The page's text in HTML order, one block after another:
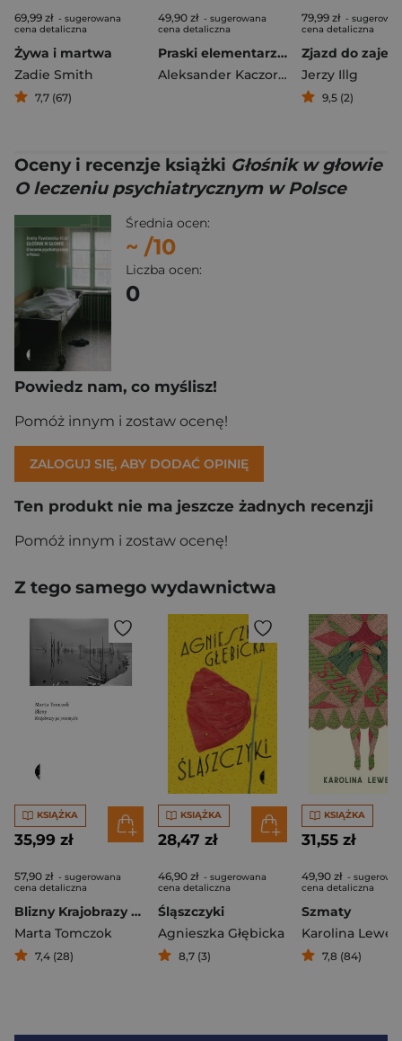
69,99 zł - sugerowana
cena detaliczna
Żywa i martwa
Zadie Smith
7,7 (67)
49,90 zł - sugerowana
cena detaliczna
Praski elementarz wyd. 4
Aleksander Kaczorowski
79,99 zł -
cena detaliczna
Zjazd do
Jerzy Illg
9,5 (2)
Oceny i recenzje książki Głośnik w głowie
O leczeniu psychiatrycznym w Polsce
Średnia ocen:
~ /10
Liczba ocen:
0
Powiedz nam, co myślisz!
Pomóż innym i zostaw ocenę!
ZALOGUJ SIĘ, ABY DODAĆ OPINIĘ
Ten produkt nie ma jeszcze żadnych recenzji
Pomóż innym i zostaw ocenę!
Z tego samego wydawnictwa
KSIĄŻKA
35,99 zł
57,90 zł - sugerowana
cena detaliczna
Blizny Krajobrazy po przemyśle
Marta Tomczok
7,4 (28)
KSIĄŻKA
28,47 zł
46,90 zł - sugerowana
cena detaliczna
Śląszczyki
Agnieszka Głębicka
8,7 (3)
KSIĄŻKA
31,55 zł
49,90 zł -
cena detaliczna
Szmaty
Karolina
7,8 (84)